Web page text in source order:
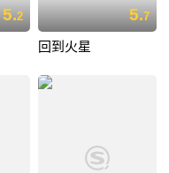
5.2 5.7
回到火星